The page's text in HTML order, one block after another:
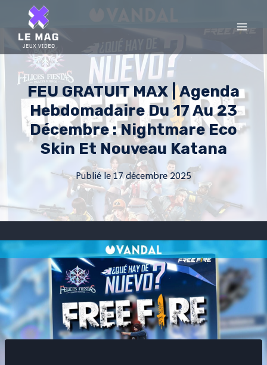
content
FEU GRATUIT MAX | Agenda
Hebdomadaire Du 17 Au 23
Décembre : Nightmare Eco
Skin Et Nouveau Katana
Publié le 17 décembre 2025